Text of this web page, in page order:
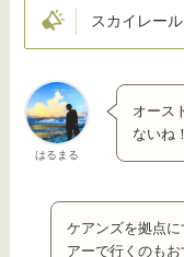
スカイレー
はるまる
オース
ないね！
ケアンズを拠点
アーで行くのもお